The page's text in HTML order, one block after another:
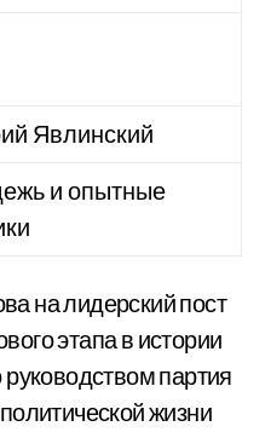
Явлинский
и опытные
на лидерский пост
этапа в истории
партия
жизни